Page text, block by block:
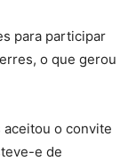
para participar
o que gerou
aceitou o convite
e de